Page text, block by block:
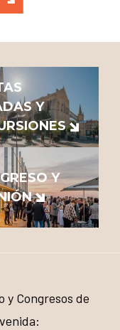
Y
Y
y Congresos de